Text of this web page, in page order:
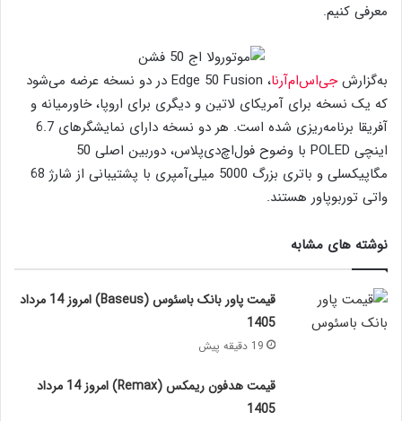
معرفی کنیم.
به‌گزارشجی‌اس‌ام‌آرنا
، Edge 50 Fusion در دو نسخه عرضه می‌شود
که یک نسخه برای آمریکای لاتین و دیگری برای اروپا، خاورمیانه و
آفریقا برنامه‌ریزی شده است. هر دو نسخه دارای نمایشگرهای 6.7
اینچی POLED با وضوح فول‌اچ‌دی‌پلاس، دوربین اصلی 50
مگاپیکسلی و باتری بزرگ 5000 میلی‌آمپری با پشتیبانی از شارژ 68
واتی توربوپاور هستند.
نوشته های مشابه
قیمت پاور بانک باسئوس (Baseus) امروز 14 مرداد
1405
19 دقیقه پیش
قیمت هدفون ریمکس (Remax) امروز 14 مرداد
1405